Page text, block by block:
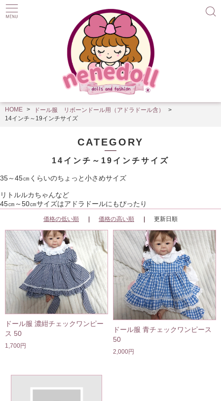
HOME
ドール服 リボーンドール用（アドラドール含）
14インチ～19インチサイズ
CATEGORY
14インチ～19インチサイズ
35～45㎝くらいのちょっと小さめサイズ
リトルルカちゃんなど
45㎝～50㎝サイズはアドラドールにもぴったり
価格の低い順 価格の高い順 更新日順
ドール服 濃紺チェックワンピー
ス 50
1,700円
ドール服 青チェックワンピース
50
2,000円